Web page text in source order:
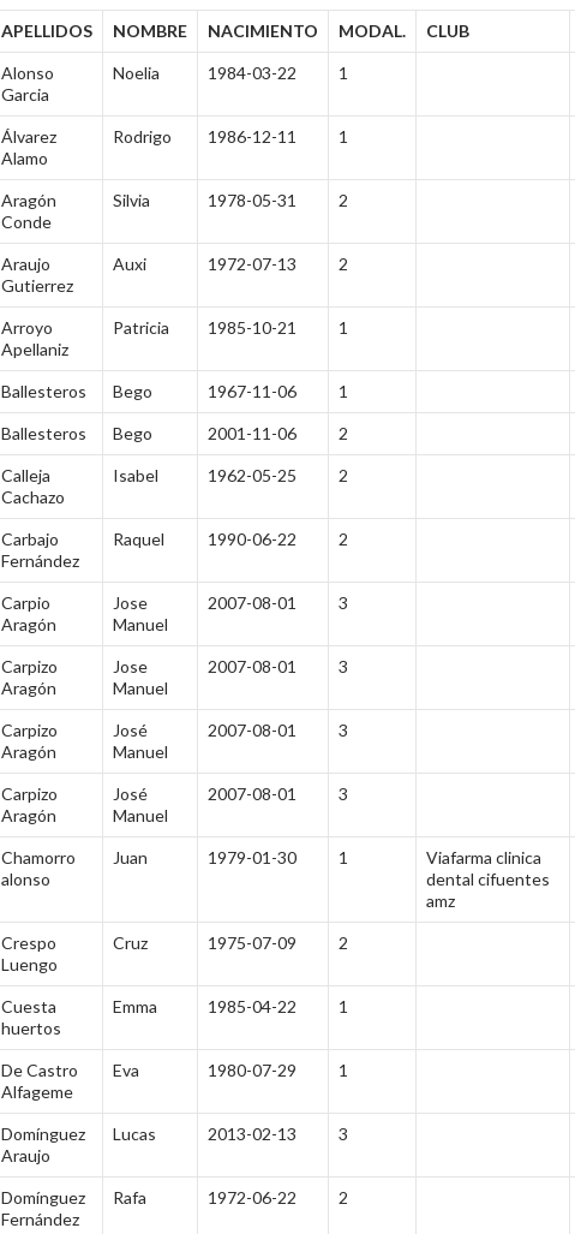
APELLIDOS NOMBRE NACIMIENTO MODAL. CLUB
Alonso
Garcia
Noelia 1984-03-22 1
Álvarez
Alamo
Rodrigo 1986-12-11 1
Aragón
Conde
Silvia 1978-05-31 2
Araujo
Gutierrez
Auxi 1972-07-13 2
Arroyo
Apellaniz
Patricia 1985-10-21 1
Ballesteros Bego 1967-11-06 1
Ballesteros Bego 2001-11-06 2
Calleja
Cachazo
Isabel 1962-05-25 2
Carbajo
Fernández
Raquel 1990-06-22 2
Carpio
Aragón
Jose
Manuel
2007-08-01 3
Carpizo
Aragón
Jose
Manuel
2007-08-01 3
Carpizo
Aragón
José
Manuel
2007-08-01 3
Carpizo
Aragón
José
Manuel
2007-08-01 3
Chamorro
alonso
Juan 1979-01-30 1
Viafarma clinica
dental cifuentes
amz
Crespo
Luengo
Cruz 1975-07-09 2
Cuesta
huertos
Emma 1985-04-22 1
De Castro
Alfageme
Eva 1980-07-29 1
Domínguez
Araujo
Lucas 2013-02-13 3
Domínguez
Fernández
Rafa 1972-06-22 2